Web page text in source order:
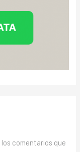
comentarios que